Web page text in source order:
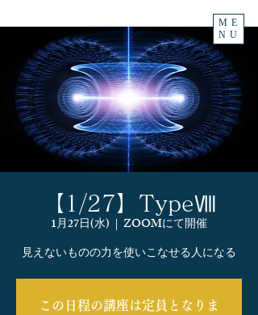
ME
NU
【1/27】TypeⅧ
1月27日(水)
  |
ZOOMにて開催
見えないものの力を使いこなせる人になる
この日程の講座は定員となりま